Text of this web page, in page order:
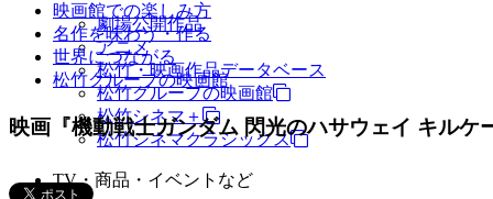
劇場公開作品
アニメ
松竹・映画作品データベース
松竹グループの映画館
松竹シネマ＋
松竹シネマクラシックス
TV・商品・イベントなど
映画館での楽しみ方
名作を味わう・作る
世界につながる
松竹グループの映画館
映画『機動戦士ガンダム 閃光のハサウェイ キルケ